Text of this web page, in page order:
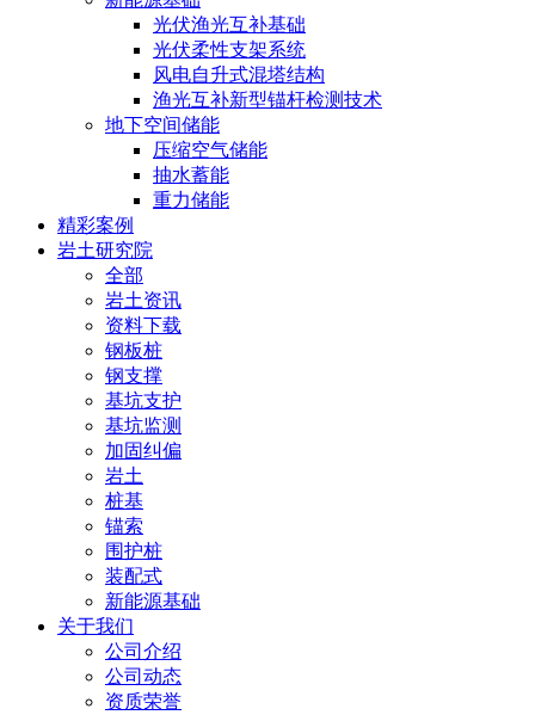
光伏渔光互补基础
光伏柔性支架系统
风电自升式混塔结构
渔光互补新型锚杆检测技术
地下空间储能
压缩空气储能
抽水蓄能
重力储能
精彩案例
岩土研究院
全部
岩土资讯
资料下载
钢板桩
钢支撑
基坑支护
基坑监测
加固纠偏
岩土
桩基
锚索
围护桩
装配式
新能源基础
关于我们
公司介绍
公司动态
资质荣誉